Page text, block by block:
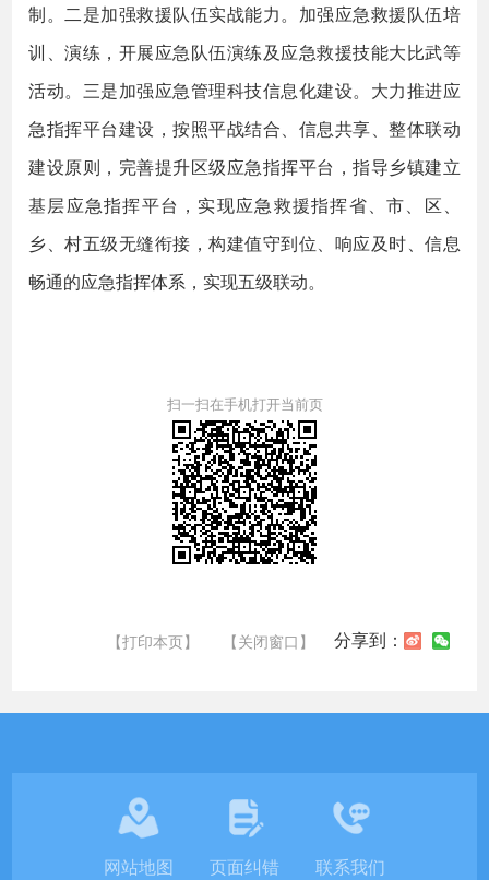
制。二是加强救援队伍实战能力。加强应急救援队伍培
训、演练，开展应急队伍演练及应急救援技能大比武等
活动。三是加强应急管理科技信息化建设。大力推进应
急指挥平台建设，按照平战结合、信息共享、整体联动
建设原则，完善提升区级应急指挥平台，指导乡镇建立
基层应急指挥平台，实现应急救援指挥省、市、区、
乡、村五级无缝衔接，构建值守到位、响应及时、信息
畅通的应急指挥体系，实现五级联动。
扫一扫在手机打开当前页
【打印本页】 【关闭窗口】 分享到：
网站地图 页面纠错 联系我们